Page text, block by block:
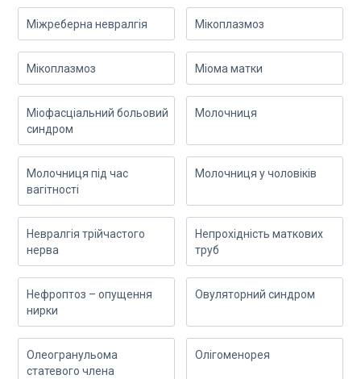
Міжреберна невралгія Мікоплазмоз
Мікоплазмоз Міома матки
Міофасціальний больовий
синдром
Молочниця
Молочниця під час
вагітності
Молочниця у чоловіків
Невралгія трійчастого
нерва
Непрохідність маткових
труб
Нефроптоз – опущення
нирки
Овуляторний синдром
Олеогранульома
статевого члена
Олігоменорея